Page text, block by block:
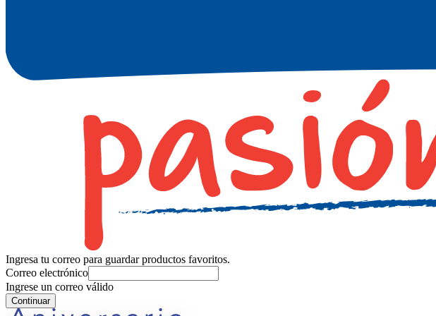
Ingresa tu correo para guardar productos favoritos.
Correo electrónico
Ingrese un correo válido
Continuar